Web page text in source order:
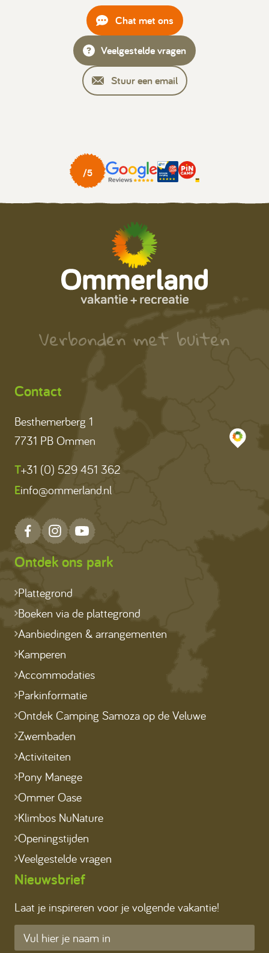
Chat met ons
Veelgestelde vragen
Stuur een email
Verbonden met buiten
Contact
Besthemerberg 1
7731 PB Ommen
T+31 (0) 529 451 362
Einfo@ommerland.nl
Ontdek ons park
Plattegrond
Boeken via de plattegrond
Aanbiedingen & arrangementen
Kamperen
Accommodaties
Parkinformatie
Ontdek Camping Samoza op de Veluwe
Zwembaden
Activiteiten
Pony Manege
Ommer Oase
Klimbos NuNature
Openingstijden
Veelgestelde vragen
Nieuwsbrief
Laat je inspireren voor je volgende vakantie!